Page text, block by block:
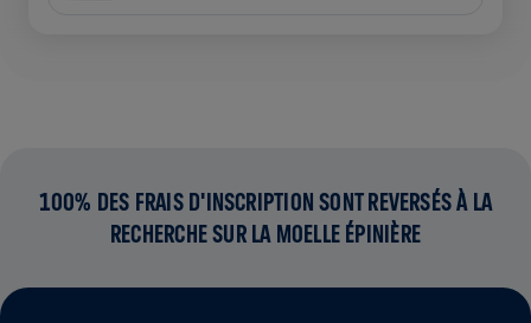
100% DES FRAIS D'INSCRIPTION SONT REVERSÉS À LA
RECHERCHE SUR LA MOELLE ÉPINIÈRE